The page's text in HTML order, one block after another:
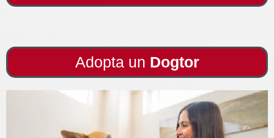
Adopta un Dogtor